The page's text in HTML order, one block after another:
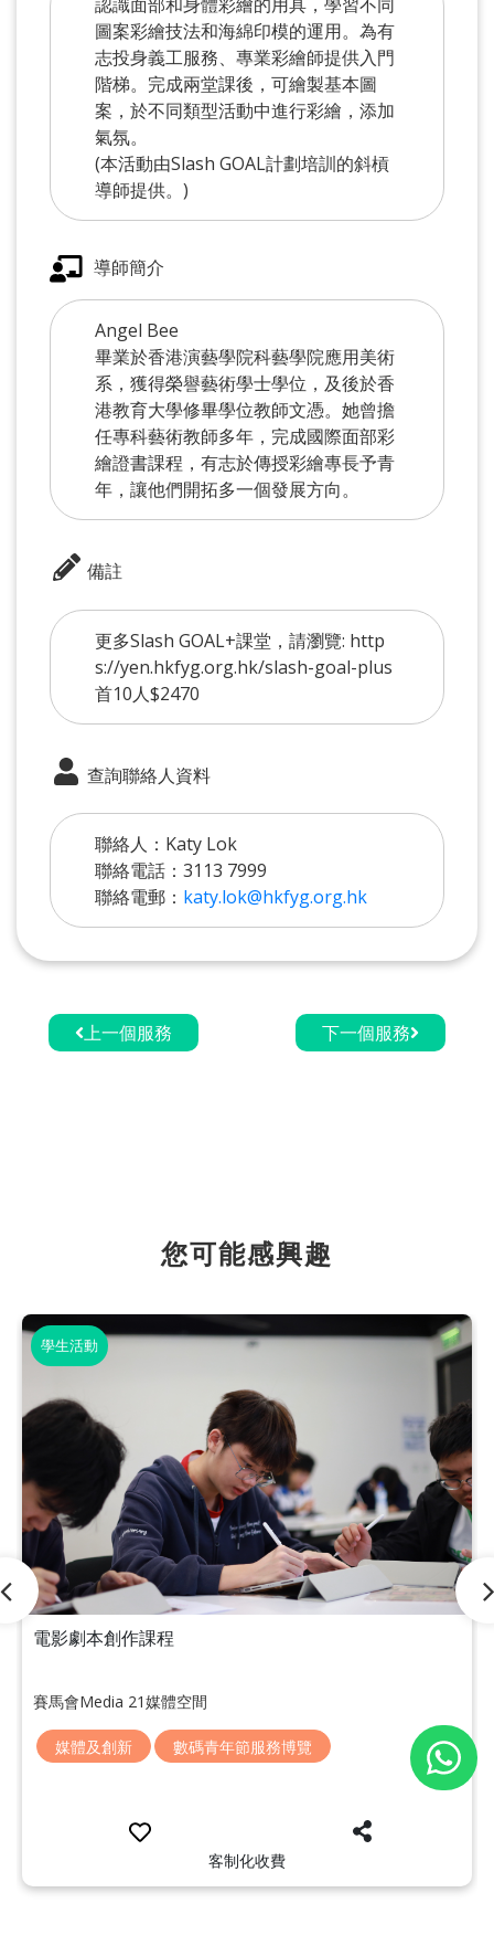
圖案彩繪技法和海綿印模的運用。為有
志投身義工服務、專業彩繪師提供入門
階梯。完成兩堂課後，可繪製基本圖
案，於不同類型活動中進行彩繪，添加
氣氛。
(本活動由Slash GOAL計劃培訓的斜槓
導師提供。)
導師簡介
Angel Bee
畢業於香港演藝學院科藝學院應用美術
系，獲得榮譽藝術學士學位，及後於香
港教育大學修畢學位教師文憑。她曾擔
任專科藝術教師多年，完成國際面部彩
繪證書課程，有志於傳授彩繪專長予青
年，讓他們開拓多一個發展方向。
備註
更多Slash GOAL+課堂，請瀏覽: http
s://yen.hkfyg.org.hk/slash-goal-plus
首10人$2470
查詢聯絡人資料
聯絡人：Katy Lok
聯絡電話：3113 7999
聯絡電郵： katy.lok@hkfyg.org.hk
上一個服務 下一個服務
您可能感興趣
學生活動
電影劇本創作課程
賽馬會Media 21媒體空間
媒體及創新 數碼青年節服務博覽
客制化收費